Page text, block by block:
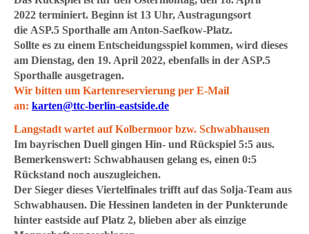
2022 terminiert. Beginn ist 13 Uhr, Austragungsort
die ASP.5 Sporthalle am Anton-Saefkow-Platz.
Sollte es zu einem Entscheidungsspiel kommen, wird dieses
am Dienstag, den 19. April 2022, ebenfalls in der ASP.5
Sporthalle ausgetragen.
Wir bitten um Kartenreservierung per E-Mail
an: karten@ttc-berlin-eastside.de
Langstadt wartet auf Kolbermoor bzw. Schwabhausen
Im bayrischen Duell gingen Hin- und Rückspiel 5:5 aus.
Bemerkenswert: Schwabhausen gelang es, einen 0:5
Rückstand noch auszugleichen.
Der Sieger dieses Viertelfinales trifft auf das Solja-Team aus
Schwabhausen. Die Hessinen landeten in der Punkterunde
hinter eastside auf Platz 2, blieben aber als einzige